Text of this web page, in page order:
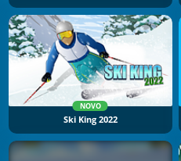
NOVO
Ski King 2022